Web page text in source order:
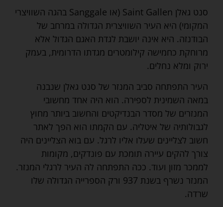
סנט גאלן Saint Gallen (או Sanggale בהגה השוויצרי
המקומי) היא העיר השוויצרית הגדולה במרחב של
הבודנזה. היא אינה יושבת לגדת האגם הגדול אלא
מרוחקת כחמישה קילומטרים מגדתו הדרומית, בעמק
ירוק ומלא נחלים.
העיר התפתחה סביב המנזר של סנט גאלן שנבנה
במאה השמינית לספירה. הוא היה אחד מחשובי
המנזרים של מסדר הבנדיקטים והחשוב ביותר מחוץ
לגבולותיה של איטליה. עם הקמתו הוא הפך לאתר
חשוב לצליינים שעלו אליו לרגל. עם בוא הצליינים היה
צורך להקים עיירה תומכת עם פונדקים, מקומות
לממכר מזון ועוד. ככה התפתחה לה העיר לרגלי המנזר.
המנזר נשרף בשנת 937 ורק הספרייה הגדולה שלו
שרדה.